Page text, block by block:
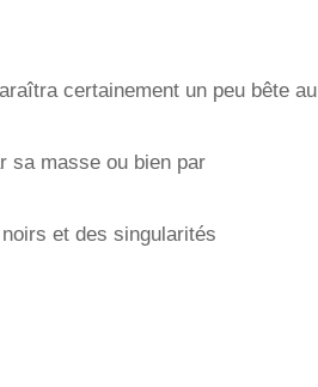
certainement un peu bête au
sa masse ou bien par
et des singularités